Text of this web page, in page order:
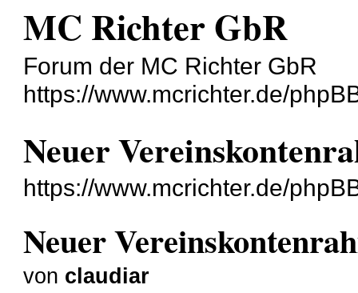
MC Richter GbR
Forum der MC Richter GbR
https://www.mcrichter.de/
Neuer
https://www.mcrichter.de/
Neuer
von claudiar